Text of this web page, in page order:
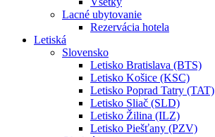
Lacné ubytovanie
Rezervácia hotela
Letiská
Slovensko
Letisko Bratislava (BTS)
Letisko Košice (KSC)
Letisko Poprad Tatry (TAT)
Letisko Sliač (SLD)
Letisko Žilina (ILZ)
Letisko Piešťany (PZV)